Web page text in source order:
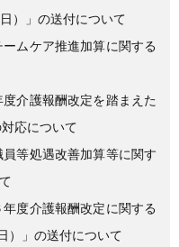
）」の送付について
ームケア推進加算に関する
度介護報酬改定を踏まえた
応について
員等処遇改善加算等に関す
年度介護報酬改定に関する
）」の送付について